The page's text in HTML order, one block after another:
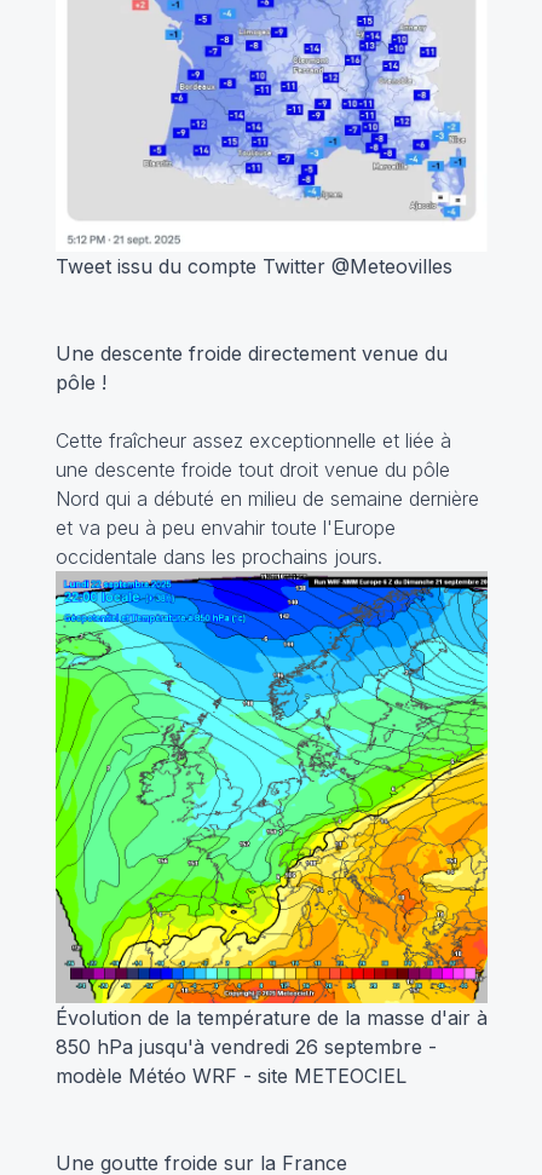
Tweet issu du compte Twitter @Meteovilles
Une descente froide directement venue du
pôle !
Cette fraîcheur assez exceptionnelle et liée à
une descente froide tout droit venue du pôle
Nord qui a débuté en milieu de semaine dernière
et va peu à peu envahir toute l'Europe
occidentale dans les prochains jours.
Évolution de la température de la masse d'air à
850 hPa jusqu'à vendredi 26 septembre -
modèle Météo WRF - site METEOCIEL
Une goutte froide sur la France